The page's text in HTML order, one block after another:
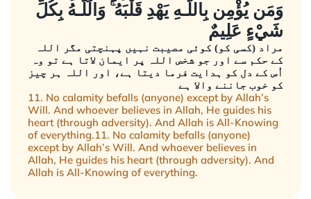
وَمَن يُؤْمِن بِاللَّـهِ يَهْدِ قَلْبَهُ ۚ وَاللَّـهُ بِكُلِّ
شَيْءٍ عَلِيمٌ
مراد (کسی کو) کوئی مصیبت نہیں پہنچتی مگر اللہ
کے حکم سے اور جو شخص اللہ پر ایمان لاتا ہے تو وہ
اُس کے دل کو ہدایت فرما دیتا ہے، اور اللہ ہر چیز
کو خوب جاننے والا ہے
11. No calamity befalls (anyone) except by Allah’s
Will. And whoever believes in Allah, He guides his
heart (through adversity). And Allah is All-Knowing
of everything.11. No calamity befalls (anyone)
except by Allah’s Will. And whoever believes in
Allah, He guides his heart (through adversity). And
Allah is All-Knowing of everything.